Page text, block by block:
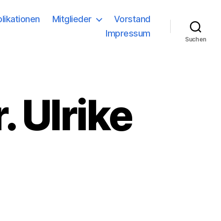
Mitglieder
Vorstand
Impressum
Suchen
Ulrike